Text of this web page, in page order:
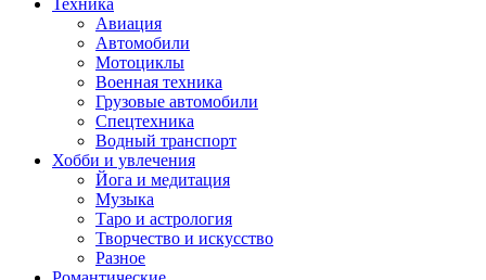
Техника
Авиация
Автомобили
Мотоциклы
Военная техника
Грузовые автомобили
Спецтехника
Водный транспорт
Хобби и увлечения
Йога и медитация
Музыка
Таро и астрология
Творчество и искусство
Разное